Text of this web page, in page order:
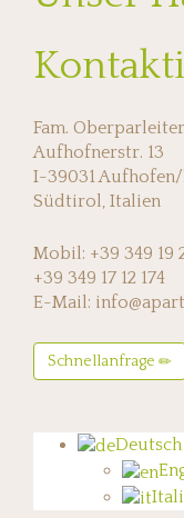
Fam. Oberparleiter
Aufhofnerstr. 13
I-39031
Südtirol, Italien
Mobil: +39 349 19
+39 349 17 12 174
E-Mail:
Schnellanfrage
Deutsch